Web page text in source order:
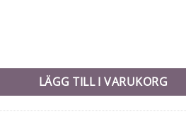
-10942 mängd
LÄGG TILL I VARUKORG